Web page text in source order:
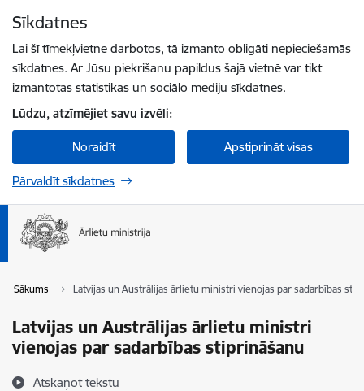
Sīkdatnes
Lai šī tīmekļvietne darbotos, tā izmanto obligāti nepieciešamās
sīkdatnes. Ar Jūsu piekrišanu papildus šajā vietnē var tikt
izmantotas statistikas un sociālo mediju sīkdatnes.
Lūdzu, atzīmējiet savu izvēli:
Noraidīt Apstiprināt visas
Pārvaldīt sīkdatnes
Sākums Latvijas un Austrālijas ārlietu ministri vienojas par sadarbības
Latvijas un Austrālijas ārlietu ministri
vienojas par sadarbības stiprināšanu
Atskaņot tekstu